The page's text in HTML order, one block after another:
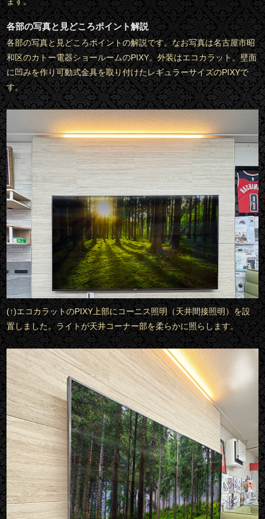
各部の写真と見どころポイント解説
各部の写真と見どころポイントの解説です。なお写真は名古屋市昭
和区のカトー電器ショールームのPIXY。外装はエコカラット。壁面
に凹みを作り可動式金具を取り付けたレギュラーサイズのPIXYで
す。
(↑)エコカラットのPIXY上部にコーニス照明（天井間接照明）を設
置しました。ライトが天井コーナー部を柔らかに照らします。